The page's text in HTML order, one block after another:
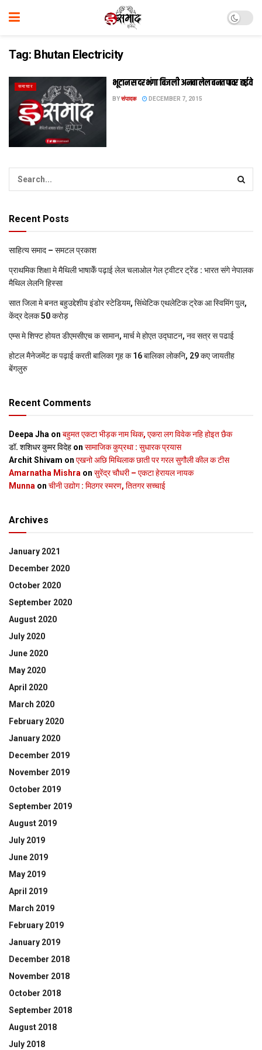
Tag: Bhutan Electricity
समाचार भूटान स दरभंगा बिजली अनबा लेल बनत पावर हाईवे
BYसंपादक DECEMBER 7, 2015
Recent Posts
साहित्य समाद – समटल प्रकाश
प्राथमिक शि‍क्षा मे मैथि‍ली भाषाकेँ पढ़ाई लेल चलाओल गेल ट्वीटर ट्रेंड : भारत संगे नेपालक
मैथिल लेलनि हिस्सा
सात जिला मे बनत बहुउद्देशीय इंडोर स्‍टेडि‍यम, सिंथेटिक एथलेटिक ट्रेक आ स्विमिंग पुल,
केंद्र देलक 50 करोड़
एम्स मे शिफ्ट होयत डीएमसीएच क सामान, मार्च मे होएत उद्घाटन, नव सत्र स पढाई
होटल मैनेजमेंट क पढ़ाई करती बालिका गृह क 16 बालिका लोकनि, 29 कए जायतीह
बेंगलुरु
Recent Comments
Deepa Jha on बहुमत एकटा भीड़क नाम थिक, एकरा लग विवेक नहि होइत छैक
डॉ. शशिधर कुमर विदेह on सामाजिक कुप्रथा : सुधारक प्रयास
Archit Shivam on एखनो अछि मिथिलाक छाती पर गरल सुगौली कील क टीस
Amarnatha Mishra on सुरेंद्र चौधरी – एकटा हेरायल नायक
Munna on चीनी उद्योग : मिठगर स्‍मरण, तितगर सच्‍चाई
Archives
January 2021
December 2020
October 2020
September 2020
August 2020
July 2020
June 2020
May 2020
April 2020
March 2020
February 2020
January 2020
December 2019
November 2019
October 2019
September 2019
August 2019
July 2019
June 2019
May 2019
April 2019
March 2019
February 2019
January 2019
December 2018
November 2018
October 2018
September 2018
August 2018
July 2018